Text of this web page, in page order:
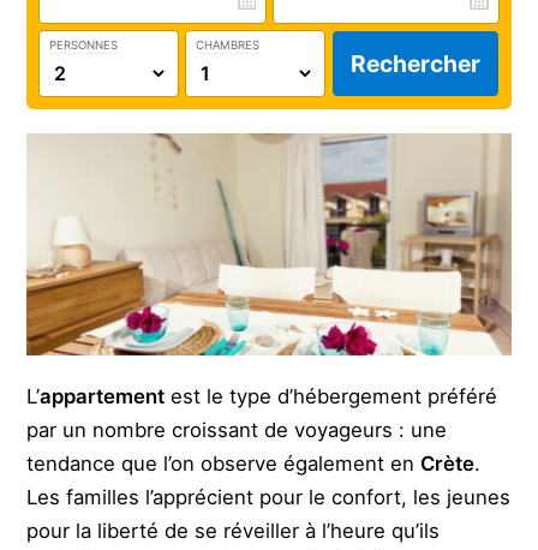
PERSONNES CHAMBRES
Rechercher
L’appartement est le type d’hébergement préféré
par un nombre croissant de voyageurs : une
tendance que l’on observe également en Crète.
Les familles l’apprécient pour le confort, les jeunes
pour la liberté de se réveiller à l’heure qu’ils